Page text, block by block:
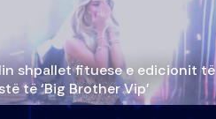
shpallet fituese e edicionit të
të ‘Big Brother Vip’